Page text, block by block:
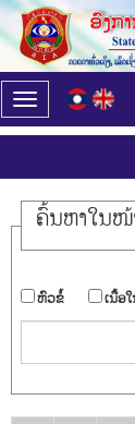
T
o
g
l
e
a
i
g
a
i
o
n
ຄົ້ນ​ຫາ​ໃນ​
​ຫົວ​ຂໍ້ ເນື້ອ​